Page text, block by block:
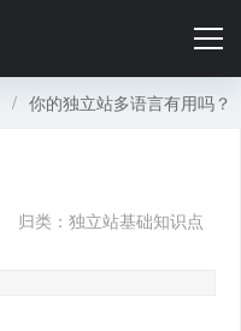
/ 你的独立站多语言有用吗？
归类： 独立站基础知识点